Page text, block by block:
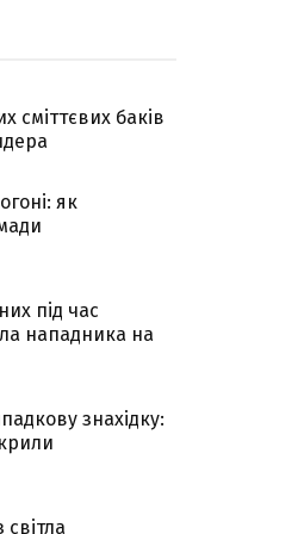
сміттєвих баків
як
під час
нападника на
знахідку: